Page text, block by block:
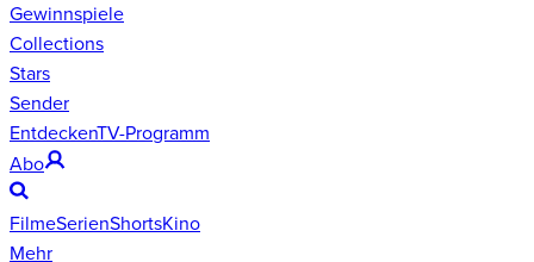
Gewinnspiele
Collections
Stars
Sender
EntdeckenTV-Programm
Abo
FilmeSerienShortsKino
Mehr